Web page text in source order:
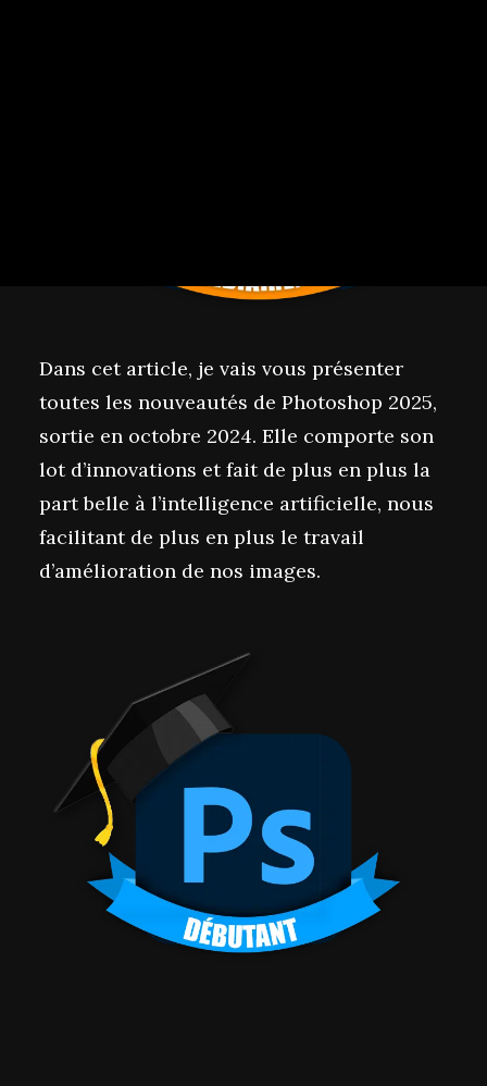
Dans cet article, je vais vous présenter
toutes les nouveautés de Photoshop 2025,
sortie en octobre 2024. Elle comporte son
lot d’innovations et fait de plus en plus la
part belle à l’intelligence artificielle, nous
facilitant de plus en plus le travail
d’amélioration de nos images.